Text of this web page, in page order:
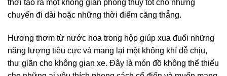
thời tạo ra một không gian phong thủy tốt cho những
chuyến đi dài hoặc những thời điểm căng thẳng.
Hương thơm từ nước hoa trong hộp giúp xua đuổi những
năng lượng tiêu cực và mang lại một không khí dễ chịu,
thư giãn cho không gian xe. Đây là món đồ không thể thiếu